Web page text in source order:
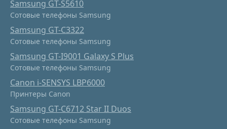
Samsung GT-S5610
Сотовые телефоны Samsung
Samsung GT-C3322
Сотовые телефоны Samsung
Samsung GT-I9001 Galaxy S Plus
Сотовые телефоны Samsung
Canon i-SENSYS LBP6000
Принтеры Canon
Samsung GT-C6712 Star II Duos
Сотовые телефоны Samsung